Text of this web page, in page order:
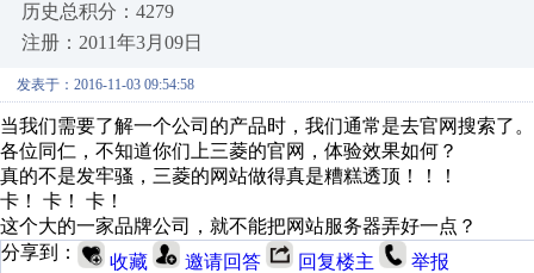
历史总积分：4279
注册：2011年3月09日
发表于：2016-11-03 09:54:58
当我们需要了解一个公司的产品时，我们通常是去官网搜索了。
各位同仁，不知道你们上三菱的官网，体验效果如何？
真的不是发牢骚，三菱的网站做得真是糟糕透顶！！！
卡！ 卡！ 卡！
这个大的一家品牌公司，就不能把网站服务器弄好一点？
分享到：
收藏 邀请回答 回复楼主 举报